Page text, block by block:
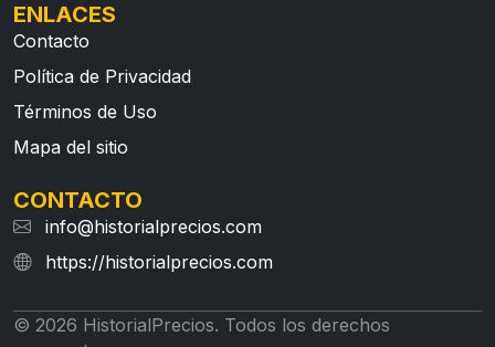
ENLACES
Contacto
Política de Privacidad
Términos de Uso
Mapa del sitio
CONTACTO
info@historialprecios.com
https://historialprecios.com
© 2026 HistorialPrecios. Todos los derechos